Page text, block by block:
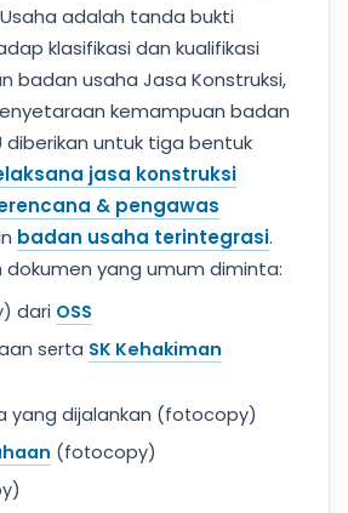
adalah tanda bukti
klasifikasi dan kualifikasi
badan usaha Jasa Konstruksi,
kemampuan badan
diberikan untuk tiga bentuk
jasa konstruksi
& pengawas
badan usaha terintegrasi.
dokumen yang umum diminta:
dari OSS
serta SK Kehakiman
yang dijalankan (fotocopy)
(fotocopy)